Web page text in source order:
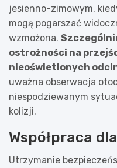
jesienno-zimowym,
mogą pogarszać
wzmożona.
ostrożności na
nieoświetlonych
uważna obserwacja
niespodziewanym
kolizji.
Współpraca
Utrzymanie